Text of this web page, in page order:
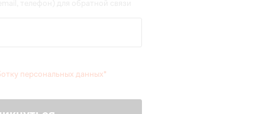
персональных данных